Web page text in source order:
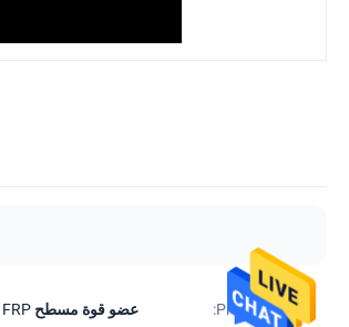
Product Name: عضو قوة مسطح FRP لكابل البصرية